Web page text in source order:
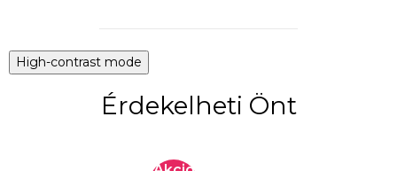
High-contrast mode
Érdekelheti Önt